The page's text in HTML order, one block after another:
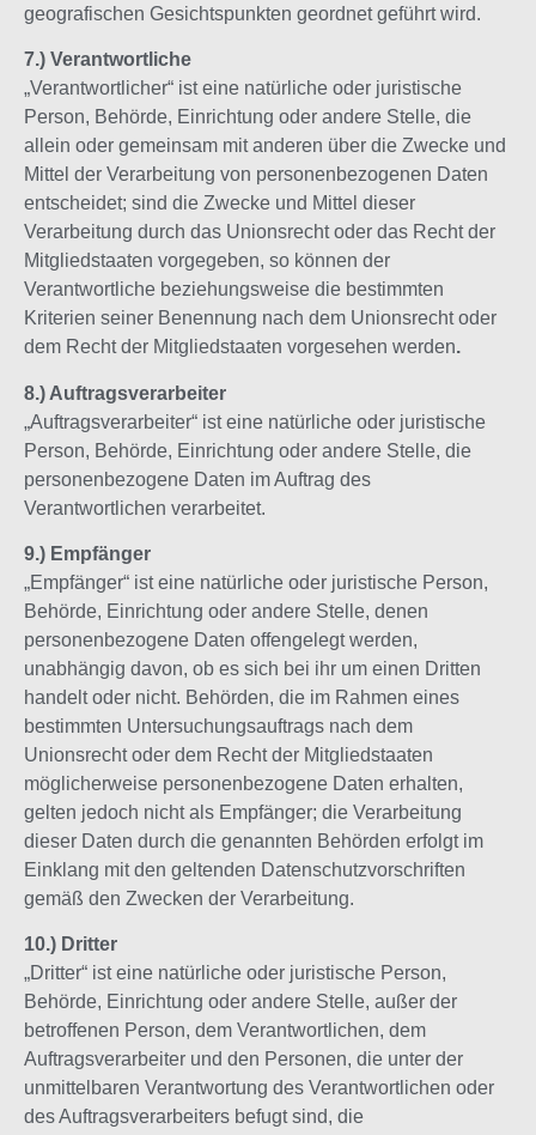
geografischen Gesichtspunkten geordnet geführt wird.
7.) Verantwortliche
„Verantwortlicher“ ist eine natürliche oder juristische
Person, Behörde, Einrichtung oder andere Stelle, die
allein oder gemeinsam mit anderen über die Zwecke und
Mittel der Verarbeitung von personenbezogenen Daten
entscheidet; sind die Zwecke und Mittel dieser
Verarbeitung durch das Unionsrecht oder das Recht der
Mitgliedstaaten vorgegeben, so können der
Verantwortliche beziehungsweise die bestimmten
Kriterien seiner Benennung nach dem Unionsrecht oder
dem Recht der Mitgliedstaaten vorgesehen werden.
8.) Auftragsverarbeiter
„Auftragsverarbeiter“ ist eine natürliche oder juristische
Person, Behörde, Einrichtung oder andere Stelle, die
personenbezogene Daten im Auftrag des
Verantwortlichen verarbeitet.
9.) Empfänger
„Empfänger“ ist eine natürliche oder juristische Person,
Behörde, Einrichtung oder andere Stelle, denen
personenbezogene Daten offengelegt werden,
unabhängig davon, ob es sich bei ihr um einen Dritten
handelt oder nicht. Behörden, die im Rahmen eines
bestimmten Untersuchungsauftrags nach dem
Unionsrecht oder dem Recht der Mitgliedstaaten
möglicherweise personenbezogene Daten erhalten,
gelten jedoch nicht als Empfänger; die Verarbeitung
dieser Daten durch die genannten Behörden erfolgt im
Einklang mit den geltenden Datenschutzvorschriften
gemäß den Zwecken der Verarbeitung.
10.) Dritter
„Dritter“ ist eine natürliche oder juristische Person,
Behörde, Einrichtung oder andere Stelle, außer der
betroffenen Person, dem Verantwortlichen, dem
Auftragsverarbeiter und den Personen, die unter der
unmittelbaren Verantwortung des Verantwortlichen oder
des Auftragsverarbeiters befugt sind, die